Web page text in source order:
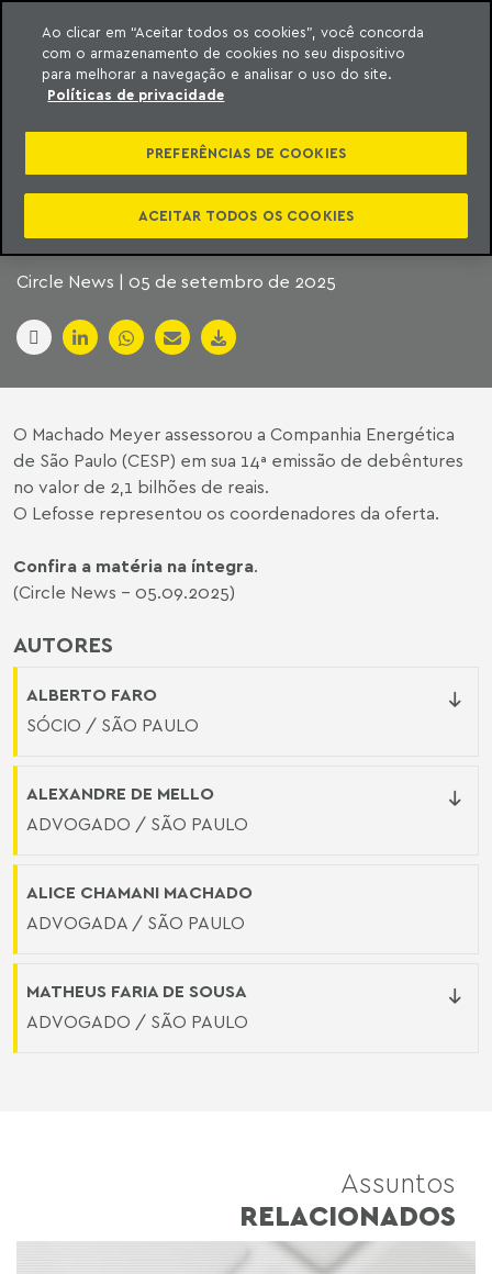
o conteúdo
Machado Meyer
DEBÊNTURES: CESP
LEVANTA R$2,1
BILHÕES
Circle News | 05 de setembro de 2025
AUTORES
ALBERTO FARO
SÓCIO / SÃO PAULO
ALEXANDRE DE MELLO
ADVOGADO / SÃO PAULO
ALICE CHAMANI MACHADO
ADVOGADA / SÃO PAULO
MATHEUS FARIA DE SOUSA
ADVOGADO / SÃO PAULO
O Machado Meyer assessorou a Companhia Energética
de São Paulo (CESP) em sua 14ª emissão de debêntures
no valor de 2,1 bilhões de reais.
O Lefosse representou os coordenadores da oferta.
Confira a matéria na íntegra.
(Circle News - 05.09.2025)
Assuntos
RELACIONADOS
Ao clicar em “Aceitar todos os cookies”, você concorda
com o armazenamento de cookies no seu dispositivo
para melhorar a navegação e analisar o uso do site.
Políticas de privacidade
PREFERÊNCIAS DE COOKIES
ACEITAR TODOS OS COOKIES